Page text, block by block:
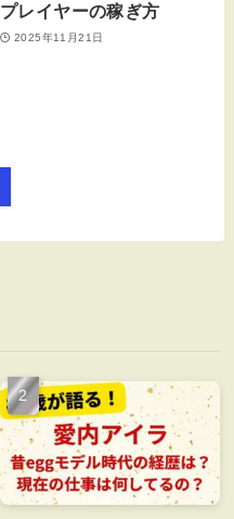
プレイヤーの稼ぎ方
2025年11月21日